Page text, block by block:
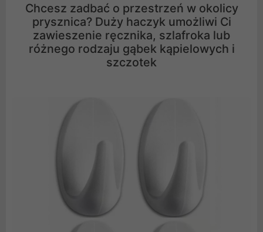
Chcesz zadbać o przestrzeń w okolicy
prysznica? Duży haczyk umożliwi Ci
zawieszenie ręcznika, szlafroka lub
różnego rodzaju gąbek kąpielowych i
szczotek